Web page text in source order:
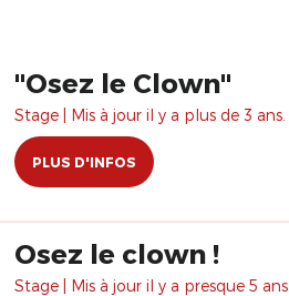
"Osez le Clown"
Stage | Mis à jour il y a plus de 3 ans.
PLUS D'INFOS
Osez le clown !
Stage | Mis à jour il y a presque 5 ans.